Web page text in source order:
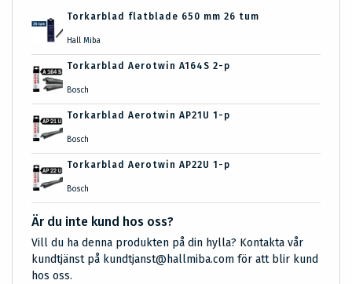
Torkarblad flatblade 650 mm 26 tum
Hall Miba
Torkarblad Aerotwin A164S 2-p
Bosch
Torkarblad Aerotwin AP21U 1-p
Bosch
Torkarblad Aerotwin AP22U 1-p
Bosch
Är du inte kund hos oss?
Vill du ha denna produkten på din hylla? Kontakta vår
kundtjänst på kundtjanst@hallmiba.com för att blir kund
hos oss.